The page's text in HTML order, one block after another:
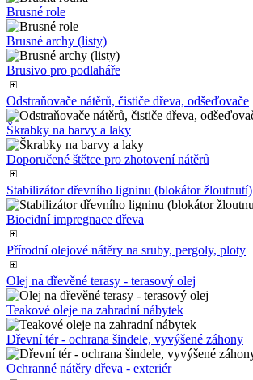
Brusné role
Brusné archy (listy)
Brusivo pro podlaháře
Odstraňovače nátěrů, čističe dřeva, odšeďovače
Škrabky na barvy a laky
Doporučené štětce pro zhotovení nátěrů
Stabilizátor dřevního ligninu (blokátor žloutnutí)
Biocidní impregnace dřeva
Přírodní olejové nátěry na sruby, pergoly, ploty
Olej na dřevěné terasy - terasový olej
Teakové oleje na zahradní nábytek
Dřevní tér - ochrana šindele, vyvýšené záhony
Ochranné nátěry dřeva - exteriér